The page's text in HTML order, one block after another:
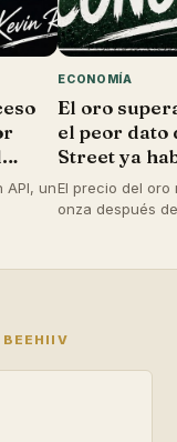
API, un
a
ECONOMÍA
El oro
el peor dato
Street ya
histórico
El precio del
onza después
sus pronósticos
BEEHIIV